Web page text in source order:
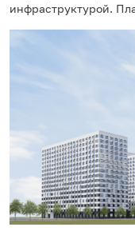
инфраструктурой.